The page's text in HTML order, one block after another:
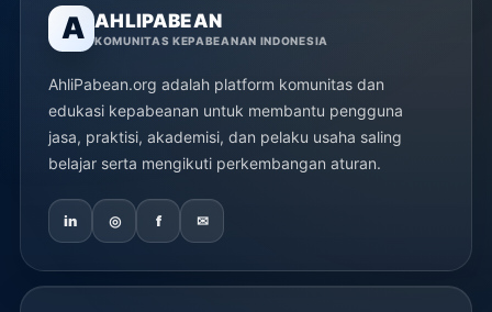
A AHLIPABEAN
KOMUNITAS KEPABEANAN INDONESIA
AhliPabean.org adalah platform komunitas dan
edukasi kepabeanan untuk membantu pengguna
jasa, praktisi, akademisi, dan pelaku usaha saling
belajar serta mengikuti perkembangan aturan.
in ◎ f ✉